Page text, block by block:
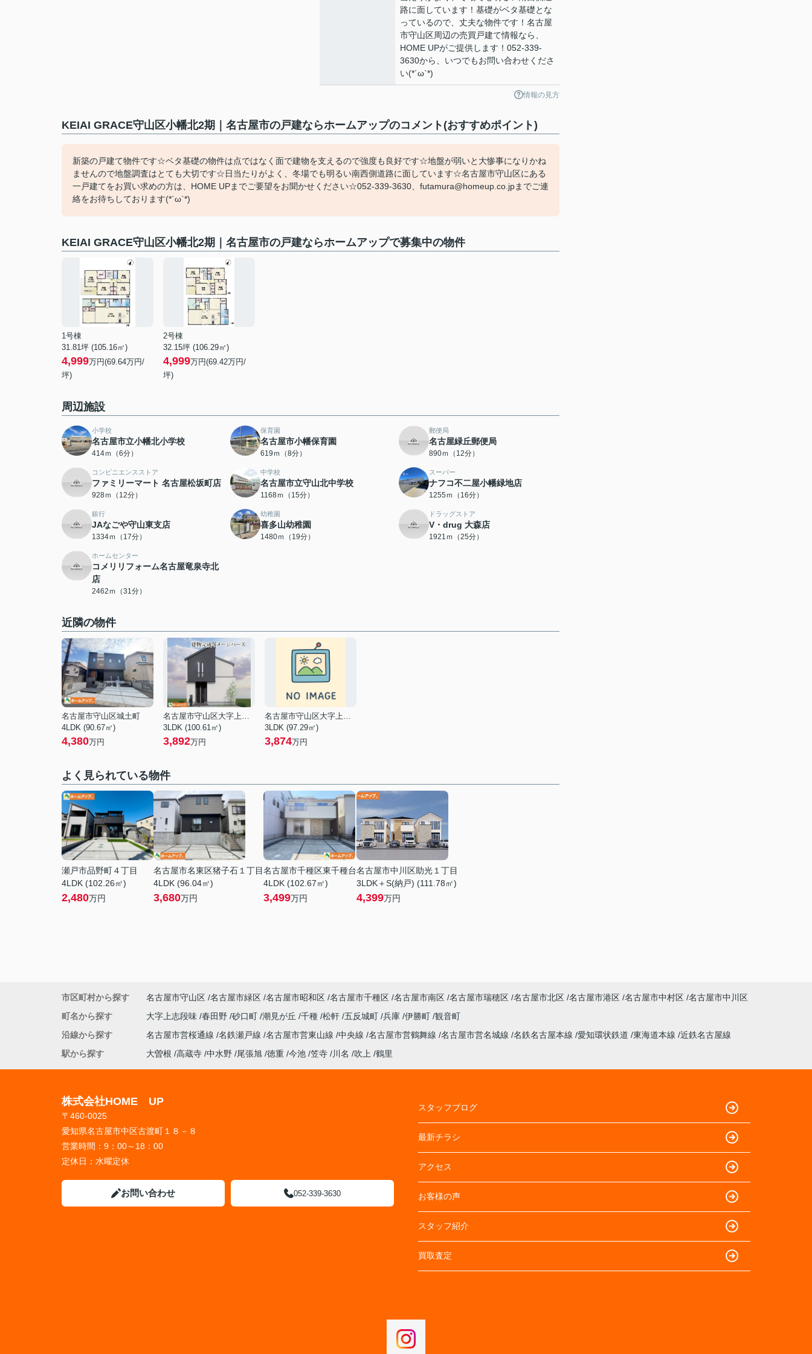
路に面しています！基礎がベタ基礎とな
っているので、丈夫な物件です！名古屋
市守山区周辺の売買戸建て情報なら、
HOME UPがご提供します！052-339-
3630から、いつでもお問い合わせくださ
い(*´ω`*)
情報の見方
KEIAI GRACE守山区小幡北2期｜名古屋市の戸建ならホームアップのコメント(おすすめポイント)
新築の戸建て物件です☆ベタ基礎の物件は点ではなく面で建物を支えるので強度も良好です☆地盤が弱いと大惨事になりかね
ませんので地盤調査はとても大切です☆日当たりがよく、冬場でも明るい南西側道路に面しています☆名古屋市守山区にある
一戸建てをお買い求めの方は、HOME UPまでご要望をお聞かせください☆052-339-3630、futamura@homeup.co.jpまでご連
絡をお待ちしております(*´ω`*)
KEIAI GRACE守山区小幡北2期｜名古屋市の戸建ならホームアップで募集中の物件
1号棟
31.81坪 (105.16㎡)
4,999万円(69.64万円/
坪)
2号棟
32.15坪 (106.29㎡)
4,999万円(69.42万円/
坪)
周辺施設
小学校
名古屋市立小幡北小学校
414ｍ（6分）
保育園
名古屋市小幡保育園
619ｍ（8分）
郵便局
名古屋緑丘郵便局
890ｍ（12分）
コンビニエンスストア
ファミリーマート 名古屋松坂町店
928ｍ（12分）
中学校
名古屋市立守山北中学校
1168ｍ（15分）
スーパー
ナフコ不二屋小幡緑地店
1255ｍ（16分）
銀行
JAなごや守山東支店
1334ｍ（17分）
幼稚園
喜多山幼稚園
1480ｍ（19分）
ドラッグストア
V・drug 大森店
1921ｍ（25分）
ホームセンター
コメリリフォーム名古屋竜泉寺北
店
2462ｍ（31分）
近隣の物件
名古屋市守山区城土町
4LDK (90.67㎡)
4,380万円
名古屋市守山区大字上志段味字海東
3LDK (100.61㎡)
3,892万円
名古屋市守山区大字上志段味
3LDK (97.29㎡)
3,874万円
よく見られている物件
瀬戸市品野町４丁目
4LDK (102.26㎡)
2,480万円
名古屋市名東区猪子石１丁目
4LDK (96.04㎡)
3,680万円
名古屋市千種区東千種台
4LDK (102.67㎡)
3,499万円
名古屋市中川区助光１丁目
3LDK＋S(納戸) (111.78㎡)
4,399万円
市区町村から探す 名古屋市守山区 名古屋市緑区 名古屋市昭和区 名古屋市千種区 名古屋市南区 名古屋市瑞穂区 名古屋市北区 名古屋市港区 名古屋市中村区 名古屋市中川区
町名から探す
大字上志段味 春田野 砂口町 潮見が丘 千種 松軒 五反城町 兵庫 伊勝町 観音町
沿線から探す
名古屋市営桜通線 名鉄瀬戸線 名古屋市営東山線 中央線 名古屋市営鶴舞線 名古屋市営名城線 名鉄名古屋本線 愛知環状鉄道 東海道本線 近鉄名古屋線
駅から探す
大曽根 高蔵寺 中水野 尾張旭 徳重 今池 笠寺 川名 吹上 鶴里
株式会社HOME UP
〒460-0025
愛知県名古屋市中区古渡町１８－８
営業時間： 9：00～18：00
定休日： 水曜定休
お問い合わせ 052-339-3630
スタッフブログ
最新チラシ
アクセス
お客様の声
スタッフ紹介
買取査定